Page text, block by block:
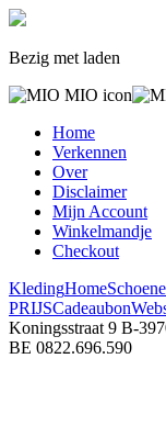
Bezig met laden
Home
Verkennen
Over
Disclaimer
Mijn Account
Winkelmandje
Checkout
KledingHome
PRIJSCadeaubon
Koningsstraat 9 B-
BE 0822.696.590